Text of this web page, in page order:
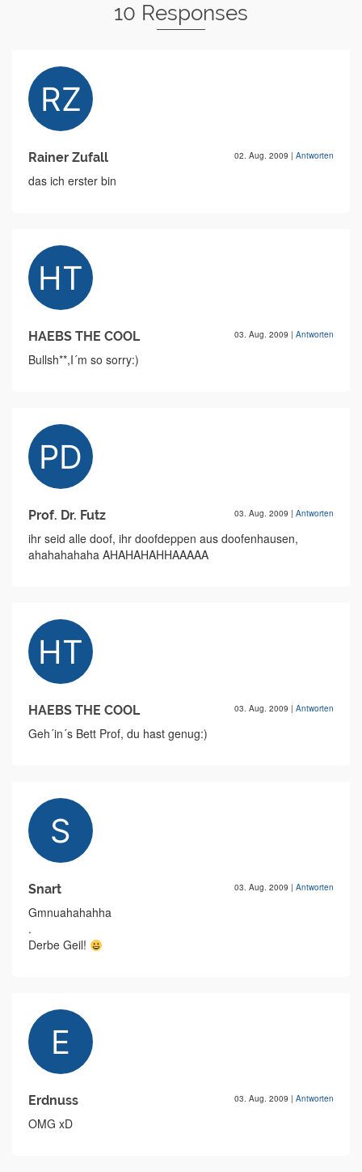
10 Responses
Rainer Zufall 02. Aug. 2009 | Antworten
das ich erster bin
HAEBS THE COOL 03. Aug. 2009 | Antworten
Bullsh**,I´m so sorry:)
Prof. Dr. Futz 03. Aug. 2009 | Antworten
ihr seid alle doof, ihr doofdeppen aus doofenhausen,
ahahahahaha AHAHAHAHHAAAAA
HAEBS THE COOL 03. Aug. 2009 | Antworten
Geh´in´s Bett Prof, du hast genug:)
Snart 03. Aug. 2009 | Antworten
Gmnuahahahha
.
Derbe Geil!
Erdnuss 03. Aug. 2009 | Antworten
OMG xD